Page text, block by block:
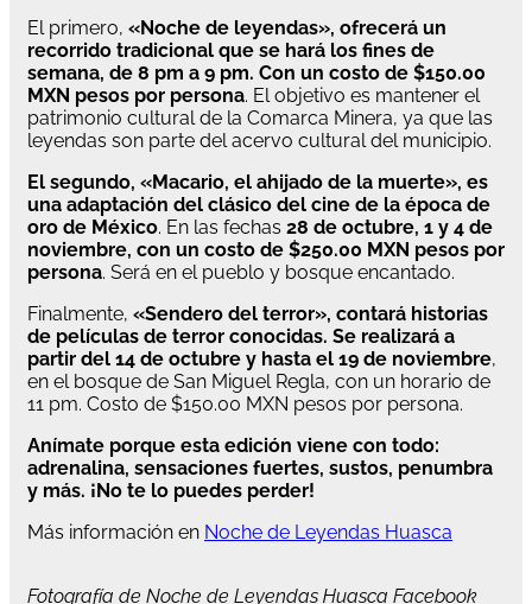
El primero, «Noche de leyendas», ofrecerá un
recorrido tradicional que se hará los fines de
semana, de 8 pm a 9 pm. Con un costo de $150.00
MXN pesos por persona. El objetivo es mantener el
patrimonio cultural de la Comarca Minera, ya que las
leyendas son parte del acervo cultural del municipio.
El segundo, «Macario, el ahijado de la muerte», es
una adaptación del clásico del cine de la época de
oro de México. En las fechas 28 de octubre, 1 y 4 de
noviembre, con un costo de $250.00 MXN pesos por
persona. Será en el pueblo y bosque encantado.
Finalmente, «Sendero del terror», contará historias
de películas de terror conocidas. Se realizará a
partir del 14 de octubre y hasta el 19 de noviembre,
en el bosque de San Miguel Regla, con un horario de
11 pm. Costo de $150.00 MXN pesos por persona.
Anímate porque esta edición viene con todo:
adrenalina, sensaciones fuertes, sustos, penumbra
y más. ¡No te lo puedes perder!
Más información en Noche de Leyendas Huasca
Fotografía de Noche de Leyendas Huasca Facebook